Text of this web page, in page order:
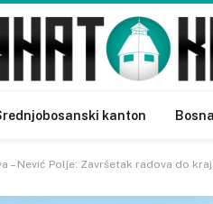
kanton
– Nević Polje: Završetak radova do